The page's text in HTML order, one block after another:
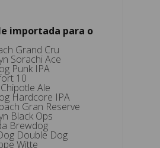
importada para o
Grand Cru
Sorachi Ace
Punk IPA
10
Ale
Hardcore IPA
Gran Reserve
Black Ops
Brewdog
Double Dog
Witte